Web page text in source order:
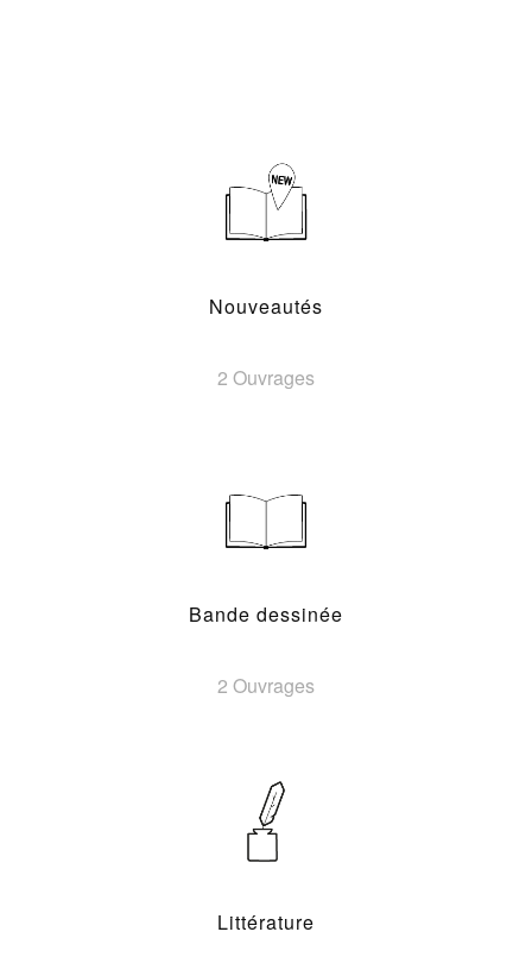
Nouveautés
2 Ouvrages
Bande dessinée
2 Ouvrages
Littérature